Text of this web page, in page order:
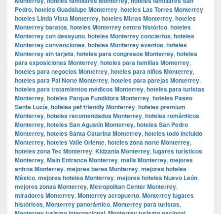
Pedro, hoteles Guadalupe Monterrey, hoteles Las Torres Monterrey,
hoteles Linda Vista Monterrey, hoteles Mitras Monterrey, hoteles
Monterrey baratos, hoteles Monterrey centro histórico, hoteles
Monterrey con desayuno, hoteles Monterrey conciertos, hoteles
Monterrey convenciones, hoteles Monterrey eventos, hoteles
Monterrey sin tarjeta, hoteles para congresos Monterrey, hoteles
para exposiciones Monterrey, hoteles para familias Monterrey,
hoteles para negocios Monterrey, hoteles para niños Monterrey,
hoteles para Pal Norte Monterrey, hoteles para parejas Monterrey,
hoteles para tratamientos médicos Monterrey, hoteles para turistas
Monterrey, hoteles Parque Fundidora Monterrey, hoteles Paseo
Santa Lucía, hoteles pet friendly Monterrey, hoteles premium
Monterrey, hoteles recomendados Monterrey, hoteles románticos
Monterrey, hoteles San Agustín Monterrey, hoteles San Pedro
Monterrey, hoteles Santa Catarina Monterrey, hoteles todo incluido
Monterrey, hoteles Valle Oriente, hoteles zona norte Monterrey,
hoteles zona Tec Monterrey, Kidzania Monterrey, lugares turísticos
Monterrey, Main Entrance Monterrey, malls Monterrey, mejores
antros Monterrey, mejores bares Monterrey, mejores hoteles
México, mejores hoteles Monterrey, mejores hoteles Nuevo León,
mejores zonas Monterrey, Metropolitan Center Monterrey,
miradores Monterrey, Monterrey aeropuerto, Monterrey lugares
históricos, Monterrey panorámico, Monterrey para turistas,